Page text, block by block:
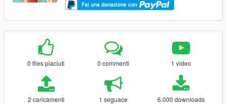
Fai una donazione con
0 files piaciuti 0 commenti 1 video
2 caricamenti 1 seguace 6.000 downloads